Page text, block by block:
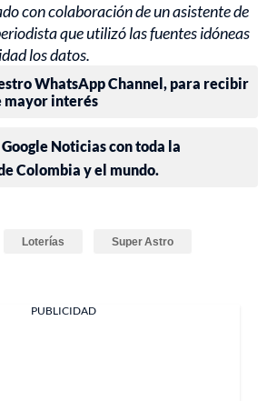
con colaboración de un asistente de
que utilizó las fuentes idóneas
los datos.
WhatsApp Channel, para recibir
mayor interés
Noticias con toda la
Colombia y el mundo.
Loterías Super Astro
PUBLICIDAD